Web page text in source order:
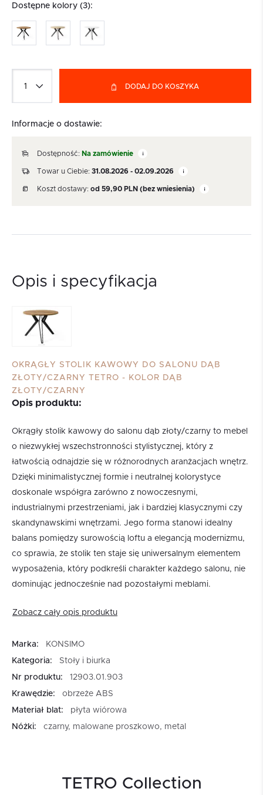
Dostępne kolory (3):
DODAJ DO KOSZYKA
Informacje o dostawie:
Dostępność: Na zamówienie
Towar u Ciebie: 31.08.2026 - 02.09.2026
Koszt dostawy: od 59,90 PLN (bez wniesienia)
Opis i specyfikacja
OKRĄGŁY STOLIK KAWOWY DO SALONU DĄB
ZŁOTY/CZARNY TETRO - KOLOR DĄB
ZŁOTY/CZARNY
Opis produktu:
Okrągły stolik kawowy do salonu dąb złoty/czarny to mebel
o niezwykłej wszechstronności stylistycznej, który z
łatwością odnajdzie się w różnorodnych aranżacjach wnętrz.
Dzięki minimalistycznej formie i neutralnej kolorystyce
doskonale współgra zarówno z nowoczesnymi,
industrialnymi przestrzeniami, jak i bardziej klasycznymi czy
skandynawskimi wnętrzami. Jego forma stanowi idealny
balans pomiędzy surowością loftu a elegancją modernizmu,
co sprawia, że stolik ten staje się uniwersalnym elementem
wyposażenia, który podkreśli charakter każdego salonu, nie
dominując jednocześnie nad pozostałymi meblami.
Zobacz cały opis produktu
Marka:
KONSIMO
Kategoria:
Stoły i biurka
Nr produktu:
12903.01.903
Krawędzie:
obrzeże ABS
Materiał blat:
płyta wiórowa
Nóżki:
czarny, malowane proszkowo, metal
TETRO Collection